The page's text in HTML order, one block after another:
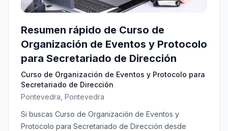
Resumen rápido de Curso de
Organización de Eventos y Protocolo
para Secretariado de Dirección
Curso de Organización de Eventos y Protocolo para
Secretariado de Dirección
Pontevedra, Pontevedra
Si buscas Curso de Organización de Eventos y
Protocolo para Secretariado de Dirección desde